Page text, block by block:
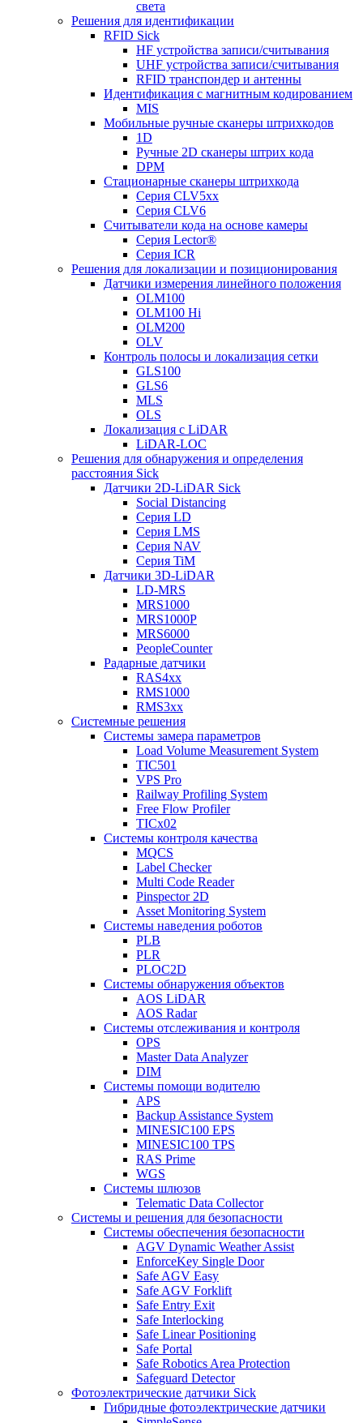
света
Решения для идентификации
RFID Sick
HF устройства записи/считывания
UHF устройства записи/считывания
RFID транспондер и антенны
Идентификация с магнитным кодированием
MIS
Мобильные ручные сканеры штрихкодов
1D
Ручные 2D сканеры штрих кода
DPM
Стационарные сканеры штрихкода
Серия CLV5xx
Серия CLV6
Считыватели кода на основе камеры
Серия Lector®
Серия ICR
Решения для локализации и позиционирования
Датчики измерения линейного положения
OLM100
OLM100 Hi
OLM200
OLV
Контроль полосы и локализация сетки
GLS100
GLS6
MLS
OLS
Локализация с LiDAR
LiDAR-LOC
Решения для обнаружения и определения
расстояния Sick
Датчики 2D-LiDAR Sick
Social Distancing
Серия LD
Серия LMS
Серия NAV
Серия TiM
Датчики 3D-LiDAR
LD-MRS
MRS1000
MRS1000P
MRS6000
PeopleCounter
Радарные датчики
RAS4xx
RMS1000
RMS3xx
Системные решения
Системы замера параметров
Load Volume Measurement System
TIC501
VPS Pro
Railway Profiling System
Free Flow Profiler
TICx02
Системы контроля качества
MQCS
Label Checker
Multi Code Reader
Pinspector 2D
Asset Monitoring System
Системы наведения роботов
PLB
PLR
PLOC2D
Системы обнаружения объектов
AOS LiDAR
AOS Radar
Системы отслеживания и контроля
OPS
Master Data Analyzer
DIM
Системы помощи водителю
APS
Backup Assistance System
MINESIC100 EPS
MINESIC100 TPS
RAS Prime
WGS
Системы шлюзов
Telematic Data Collector
Системы и решения для безопасности
Системы обеспечения безопасности
AGV Dynamic Weather Assist
EnforceKey Single Door
Safe AGV Easy
Safe AGV Forklift
Safe Entry Exit
Safe Interlocking
Safe Linear Positioning
Safe Portal
Safe Robotics Area Protection
Safeguard Detector
Фотоэлектрические датчики Sick
Гибридные фотоэлектрические датчики